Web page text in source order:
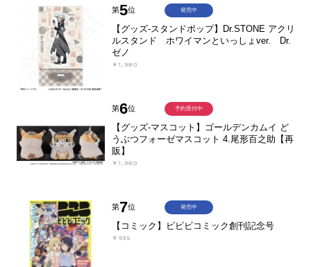
第5位
【グッズ-スタンドポップ】Dr.STONE アクリ
ルスタンド ホワイマンといっしょver. Dr.
ゼノ
￥1,980
発売中
第6位
【グッズ-マスコット】ゴールデンカムイ ど
うぶつフォーゼマスコット 4.尾形百之助【再
販】
￥1,980
予約受付中
第7位
【コミック】ビビビコミック創刊記念号
￥935
発売中